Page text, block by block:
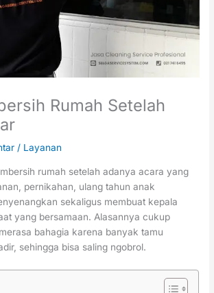
Rumah Setelah
/ Layanan
rumah setelah adanya acara yang
pernikahan, ulang tahun anak
sekaligus membuat kepala
yang bersamaan. Alasannya cukup
bahagia karena banyak tamu
sehingga bisa saling ngobrol.